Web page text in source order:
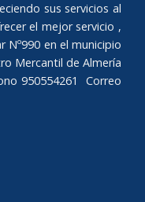
sus servicios al
el mejor servicio ,
Nº990 en el municipio
Mercantil de Almería
950554261 Correo